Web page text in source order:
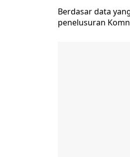
Berdasar data
penelusuran